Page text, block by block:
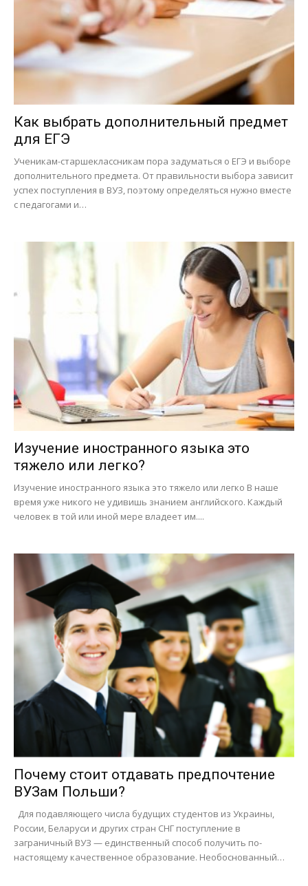
Как выбрать дополнительный предмет
для ЕГЭ
Ученикам-старшеклассникам пора задуматься о ЕГЭ и выборе
дополнительного предмета. От правильности выбора зависит
успех поступления в ВУЗ, поэтому определяться нужно вместе
с педагогами и…
Изучение иностранного языка это
тяжело или легко?
Изучение иностранного языка это тяжело или легко В наше
время уже никого не удивишь знанием английского. Каждый
человек в той или иной мере владеет им....
Почему стоит отдавать предпочтение
ВУЗам Польши?
Для подавляющего числа будущих студентов из Украины,
России, Беларуси и других стран СНГ поступление в
заграничный ВУЗ — единственный способ получить по-
настоящему качественное образование. Необоснованный…